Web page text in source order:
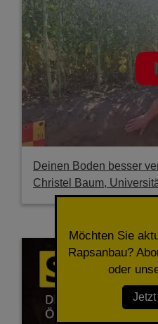
Deinen Boden besser
Christel Baum,
Möchten Sie
Rapsanbau?
oder